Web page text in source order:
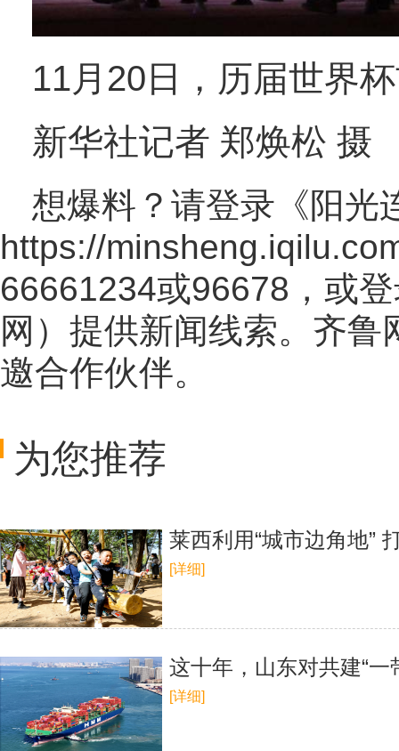
11月20日，历届世界
新华社记者 郑焕松 摄
想爆料？请登录《阳光
https://
66661234或96678，或
网 ）提供新闻线索。齐鲁
邀合作伙伴。
为您推荐
莱西利用“城市边角地”
[详细]
这十年，山东对共建“
[详细]